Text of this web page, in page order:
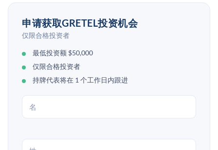
申请获取GRETEL投资机会
仅限合格投资者
最低投资额 $50,000
仅限合格投资者
持牌代表将在 1 个工作日内跟进